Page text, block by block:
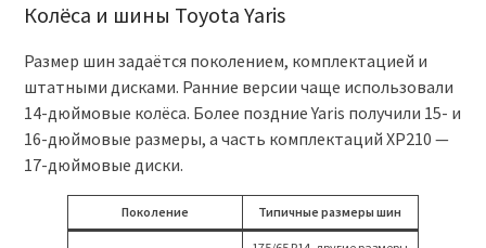
Колёса и шины Toyota Yaris
Размер шин задаётся поколением, комплектацией и
штатными дисками. Ранние версии чаще использовали
14-дюймовые колёса. Более поздние Yaris получили 15- и
16-дюймовые размеры, а часть комплектаций XP210 —
17-дюймовые диски.
Поколение Типичные размеры шин